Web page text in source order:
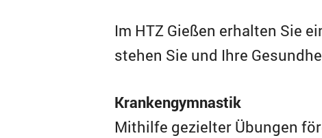
Im HTZ Gießen erhalten Sie
stehen Sie und Ihre
Krankengymnastik
Mithilfe gezielter Übungen